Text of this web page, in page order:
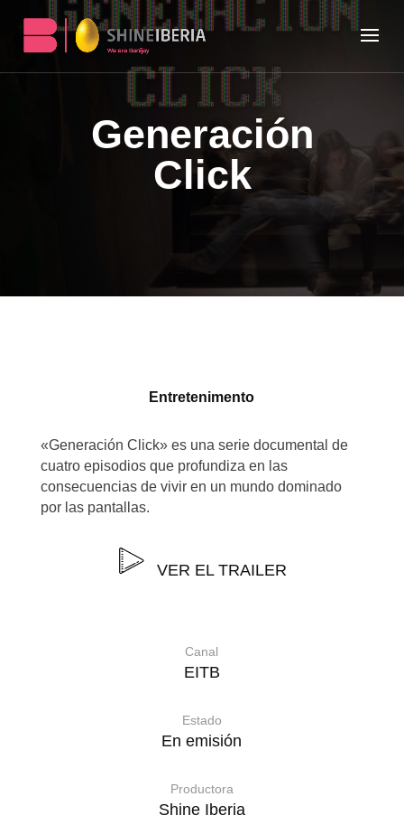
Generación
Click
Entretenimento
«Generación Click» es una serie documental de
cuatro episodios que profundiza en las
consecuencias de vivir en un mundo dominado
por las pantallas.
VER EL TRAILER
Canal
EITB
Estado
En emisión
Productora
Shine Iberia